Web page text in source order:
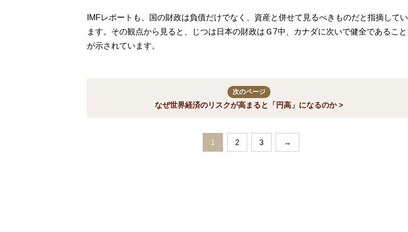
IMFレポートも、国の財政は負債だけでなく、資産と併せて見るべきものだと指摘してい
ます。その観点から見ると、じつは日本の財政はＧ7中、カナダに次いで健全であること
が示されています。
次のページ
なぜ世界経済のリスクが高まると「円高」になるのか >
1 2 3 →